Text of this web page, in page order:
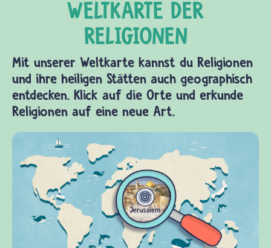
Mit unserer Weltkarte kannst du Religionen
und ihre heiligen Stätten auch geographisch
entdecken. Klick auf die Orte und erkunde
Religionen auf eine neue Art.